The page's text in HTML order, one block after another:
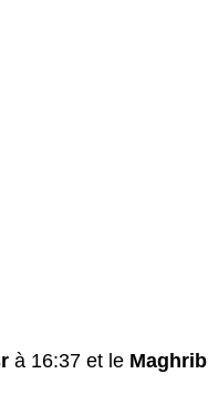
à 16:37 et le Maghrib